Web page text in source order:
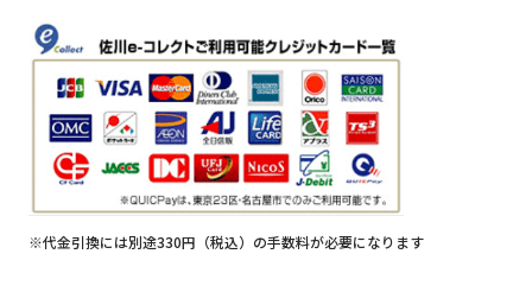
※代金引換には別途330円（税込）の手数料が必要になります